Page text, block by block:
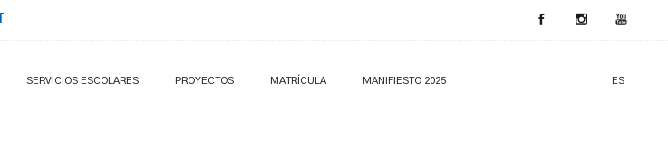
ES
SERVICIOS ESCOLARES PROYECTOS MATRÍCULA MANIFIESTO 2025